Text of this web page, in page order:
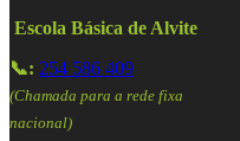
Escola Básica de Alvite
📞: 254 586 409
(Chamada para a rede fixa
nacional)